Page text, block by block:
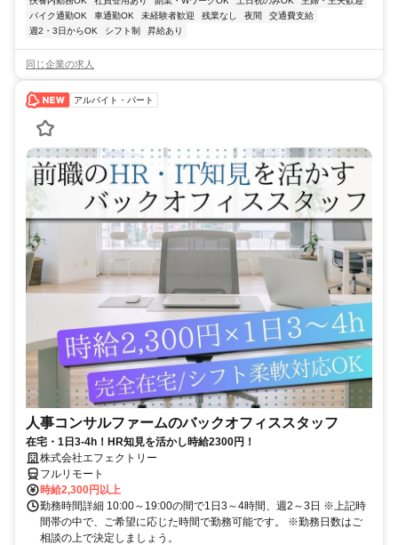
バイク通勤OK
車通勤OK 未経験者歓迎 残業なし 夜間
交通費支給
週2・3日からOK
シフト制 昇給あり
同じ企業の求人
アルバイト・パート
人事コンサルファームのバックオフィススタッフ
在宅・1日3-4h！HR知見を活かし時給2300円！
株式会社エフェクトリー
フルリモート
時給2,300円以上
勤務時間詳細 10:00～19:00の間で1日3～4時間、週2～3日 ※上記時
間帯の中で、ご希望に応じた時間で勤務可能です。 ※勤務日数はご
相談の上で決定しましょう。